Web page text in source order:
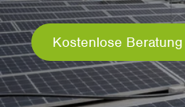
Kostenlose Beratung